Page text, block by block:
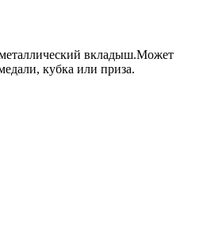
вкладыш.Может
кубка или приза.